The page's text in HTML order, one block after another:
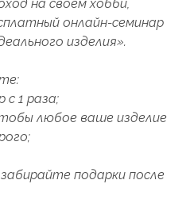
на своем хобби,
онлайн-семинар
изделия».
с 1 раза;
любое ваше изделие
подарки после